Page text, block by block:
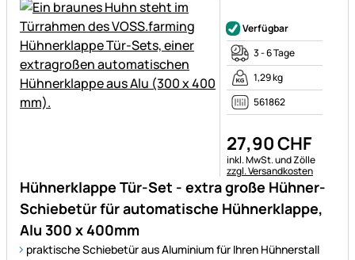
Hühnerklappe Tür-Set - extra große Hühner-
Schiebetür für automatische Hühnerklappe,
Alu 300 x 400mm
praktische Schiebetür aus Aluminium für Ihren Hühnerstall
Verfügbar
3 - 6 Tage
1,29 kg
561862
27,90CHF
Steuerhinweis:
inkl. MwSt. und Zölle
zzgl. Versandkosten